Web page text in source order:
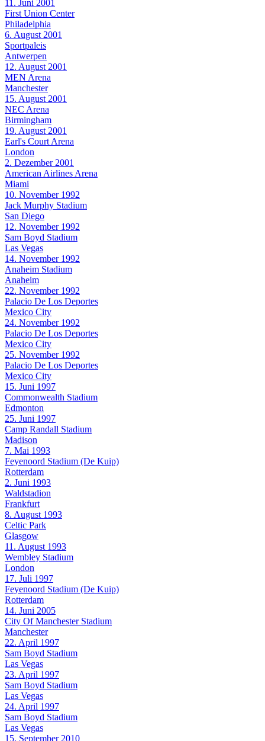
11. Juni 2001
First Union Center
Philadelphia
6. August 2001
Sportpaleis
Antwerpen
12. August 2001
MEN Arena
Manchester
15. August 2001
NEC Arena
Birmingham
19. August 2001
Earl's Court Arena
London
2. Dezember 2001
American Airlines Arena
Miami
10. November 1992
Jack Murphy Stadium
San Diego
12. November 1992
Sam Boyd Stadium
Las Vegas
14. November 1992
Anaheim Stadium
Anaheim
22. November 1992
Palacio De Los Deportes
Mexico City
24. November 1992
Palacio De Los Deportes
Mexico City
25. November 1992
Palacio De Los Deportes
Mexico City
15. Juni 1997
Commonwealth Stadium
Edmonton
25. Juni 1997
Camp Randall Stadium
Madison
7. Mai 1993
Feyenoord Stadium (De Kuip)
Rotterdam
2. Juni 1993
Waldstadion
Frankfurt
8. August 1993
Celtic Park
Glasgow
11. August 1993
Wembley Stadium
London
17. Juli 1997
Feyenoord Stadium (De Kuip)
Rotterdam
14. Juni 2005
City Of Manchester Stadium
Manchester
22. April 1997
Sam Boyd Stadium
Las Vegas
23. April 1997
Sam Boyd Stadium
Las Vegas
24. April 1997
Sam Boyd Stadium
Las Vegas
15. September 2010